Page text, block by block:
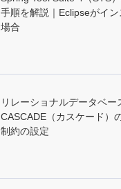
手順を解説｜Eclipseがイ
場合
リレーショナルデータベー
CASCADE（カスケード）
制約の設定